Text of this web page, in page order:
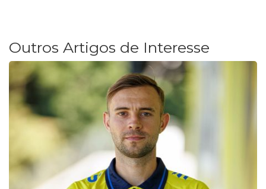
Outros Artigos de Interesse